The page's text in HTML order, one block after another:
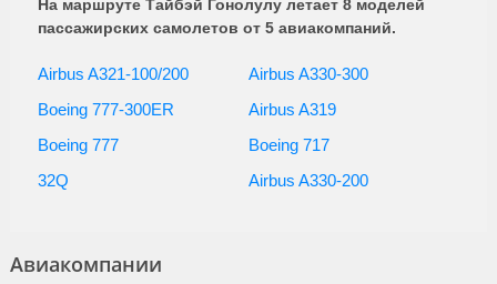
На маршруте Тайбэй Гонолулу летает 8 моделей
пассажирских самолетов от 5 авиакомпаний.
Airbus A321-100/200
Airbus A330-300
Boeing 777-300ER
Airbus A319
Boeing 777
Boeing 717
32Q
Airbus A330-200
Авиакомпании